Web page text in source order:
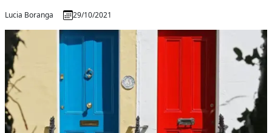
Lucia Boranga 29/10/2021